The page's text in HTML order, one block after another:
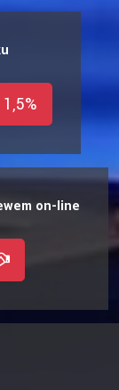
on-line